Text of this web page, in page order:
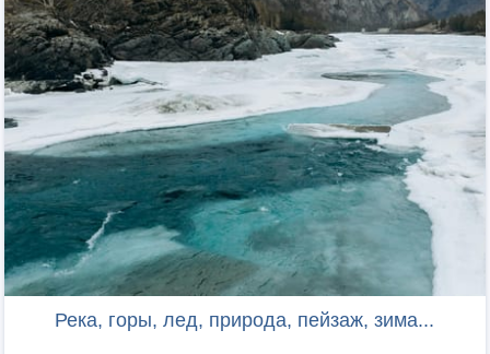
Река, горы, лед, природа, пейзаж, зима...